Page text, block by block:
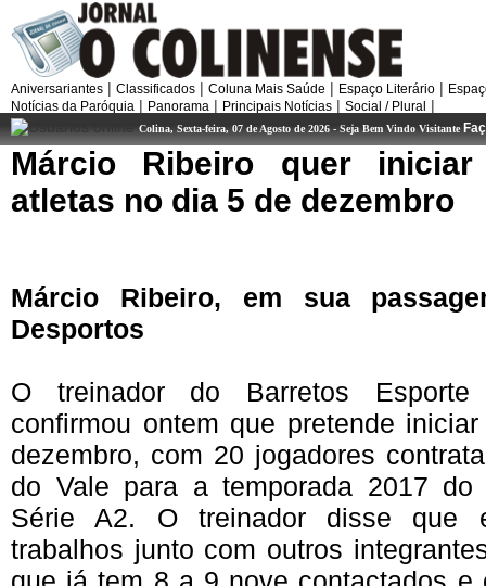
Aniversariantes | Classificados | Coluna Mais Saúde | Espaço Literário |
Notícias da Paróquia | Panorama | Principais Notícias | Social / Plural |
Colina, Sexta-feira, 07 de Agosto de 2026 - Seja Bem Vindo Visitante
Márcio Ribeiro quer
iniciar
atletas no dia 5 de dezembro
Márcio Ribeiro, em sua
Desportos
O treinadordo Barretos
Esporte
confirmou ontem que pretende iniciar
dezembro, com 20 jogadores
do Vale para atemporada 2017
Série
A2. O treinador disse que
trabalhos junto com outros